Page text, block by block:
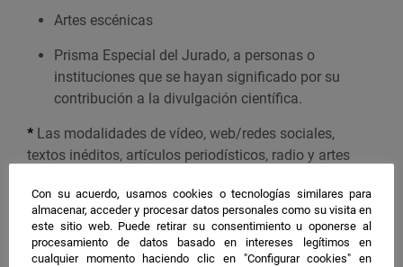
Artes escénicas
Prisma Especial del Jurado, a personas o
instituciones que se hayan significado por su
contribución a la divulgación científica.
* Las modalidades de vídeo, web/redes sociales,
textos inéditos, artículos periodísticos, radio y artes
*El Prisma Especial del Jurado está dotado con un
premio de 5.000 €
Dotación de los premios:
Con su acuerdo, usamos cookies o tecnologías similares para
almacenar, acceder y procesar datos personales como su visita en
este sitio web. Puede retirar su consentimiento u oponerse al
procesamiento de datos basado en intereses legítimos en
cualquier momento haciendo clic en "Configurar cookies" en